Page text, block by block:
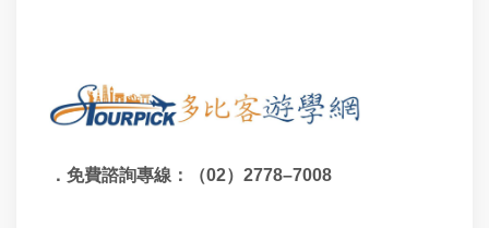
．免費諮詢專線：（02） 2778–7008